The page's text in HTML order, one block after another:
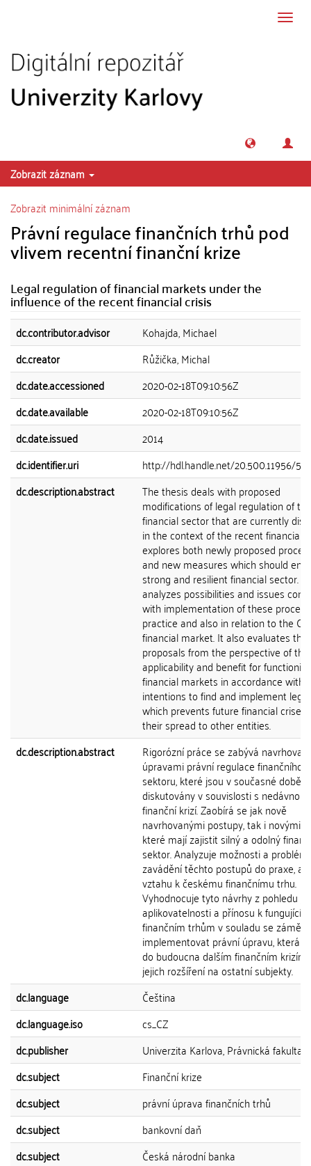
Zobrazit záznam
Zobrazit minimální záznam
Právní regulace finančních trhů pod
vlivem recentní finanční krize
Legal regulation of financial markets under the
influence of the recent financial crisis
dc.contributor.advisor
Kohajda, Michael
dc.creator
Růžička, Michal
dc.date.accessioned
2020-02-18T09:10:56Z
dc.date.available
2020-02-18T09:10:56Z
dc.date.issued
2014
dc.identifier.uri
http://hdl.handle.net/20.500.11956/
dc.description.abstract
The thesis deals with proposed
modifications of legal regulation of the
financial sector that are currently
in the context of the recent financial
explores both newly proposed
and new measures which should
strong and resilient financial sector. It
analyzes possibilities and issues
with implementation of these
practice and also in relation to the
financial market. It also evaluates
proposals from the perspective of
applicability and benefit for
financial markets in accordance with
intentions to find and implement
which prevents future financial crises
their spread to other entities.
dc.description.abstract
Rigorózní práce se zabývá
úpravami právní regulace finančního
sektoru, které jsou v současné době
diskutovány v souvislosti s nedávnou
finanční krizí. Zaobírá se jak nově
navrhovanými postupy, tak i novými
které mají zajistit silný a odolný
sektor. Analyzuje možnosti a
zavádění těchto postupů do praxe, a
vztahu k českému finančnímu trhu.
Vyhodnocuje tyto návrhy z pohledu
aplikovatelnosti a přínosu k fungujícím
finančním trhům v souladu se
implementovat právní úpravu, která
do budoucna dalším finančním krizím
jejich rozšíření na ostatní subjekty.
dc.language
Čeština
dc.language.iso
cs_CZ
dc.publisher
Univerzita Karlova, Právnická fakulta
dc.subject
Finanční krize
dc.subject
právní úprava finančních trhů
dc.subject
bankovní daň
dc.subject
Česká národní banka